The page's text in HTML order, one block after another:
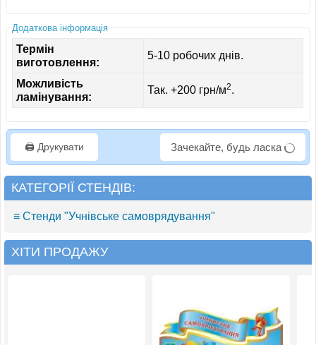
Додаткова інформація
Термін
виготовлення:
5-10 робочих днів.
Можливість
ламінування:
Так. +200 грн/м2.
🖨️ Друкувати Зачекайте, будь ласка
КАТЕГОРІЇ СТЕНДІВ:
≡ Стенди "Учнівське самоврядування"
ХІТИ ПРОДАЖУ